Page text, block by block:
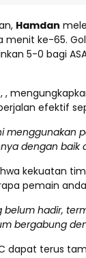
Hamdan
ke-65.
5-0 bagi
,
efektif
menggunakan
dengan baik
kekuatan
pemain
hadir,
bergabung
dapat terus